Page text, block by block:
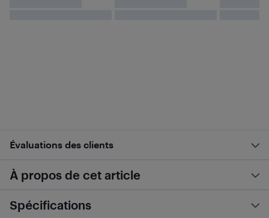
Évaluations des clients
À propos de cet article
Spécifications